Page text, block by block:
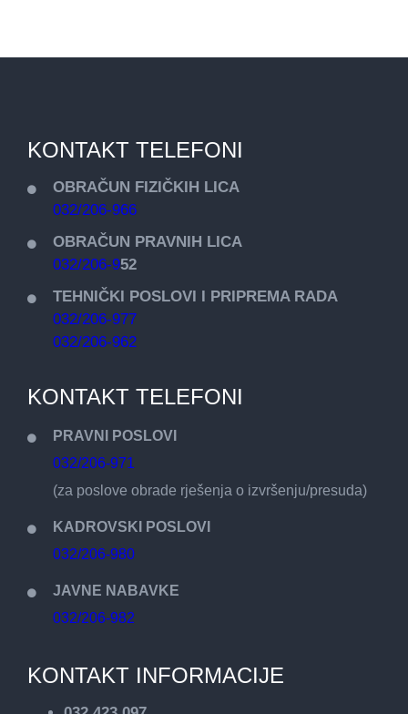
KONTAKT TELEFONI
OBRAČUN FIZIČKIH LICA
032/206-966
OBRAČUN PRAVNIH LICA
032/206-952
TEHNIČKI POSLOVI I PRIPREMA RADA
032/206-977
032/206-962
KONTAKT TELEFONI
PRAVNI POSLOVI
032/206-971
(za poslove obrade rješenja o izvršenju/presuda)
KADROVSKI POSLOVI
032/206-980
JAVNE NABAVKE
032/206-982
KONTAKT INFORMACIJE